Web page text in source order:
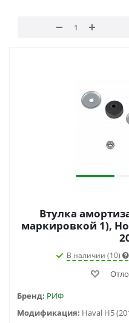
Втулка
маркировкой 1),
В наличии (10)
Бренд: РИФ
Модификация: Haval H5